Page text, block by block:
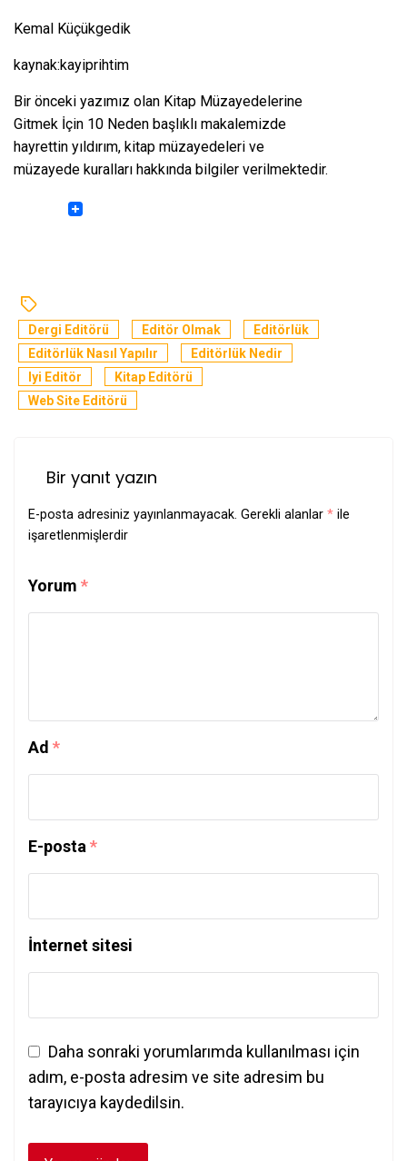
Kemal Küçükgedik
kaynak:kayiprihtim
Bir önceki yazımız olan Kitap Müzayedelerine
Gitmek İçin 10 Neden başlıklı makalemizde
hayrettin yıldırım, kitap müzayedeleri ve
müzayede kuralları hakkında bilgiler verilmektedir.
Dergi Editörü Editör Olmak
Editörlük
Editörlük Nasıl Yapılır
Editörlük Nedir
Iyi Editör
Kitap Editörü
Web Site Editörü
Bir yanıt yazın
E-posta adresiniz yayınlanmayacak. Gerekli alanlar * ile
işaretlenmişlerdir
Yorum *
Ad *
E-posta *
İnternet sitesi
Daha sonraki yorumlarımda kullanılması için
adım, e-posta adresim ve site adresim bu
tarayıcıya kaydedilsin.